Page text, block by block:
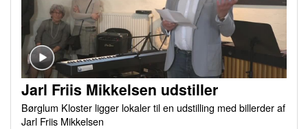
Jarl Friis Mikkelsen udstiller
Børglum Kloster ligger lokaler til en udstilling med billerder af
Jarl Friis Mikkelsen